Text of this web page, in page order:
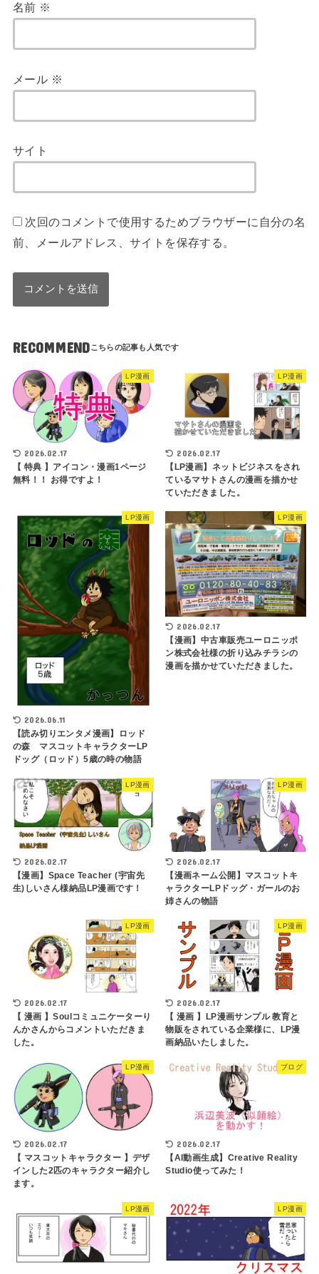
名前 ※
メール ※
サイト
次回のコメントで使用するためブラウザーに自分の名
前、メールアドレス、サイトを保存する。
RECOMMEND
LP漫画
2026.02.17
【 特典 】アイコン・漫画1ページ
無料！！ お得ですよ！
LP漫画
2026.02.17
【LP漫画】ネットビジネスをされ
ているマサトさんの漫画を描かせ
ていただきました。
LP漫画
2026.06.11
【読み切りエンタメ漫画】ロッド
の森 マスコットキャラクターLP
ドッグ（ロッド）5歳の時の物語
LP漫画
2026.02.17
【漫画】中古車販売ユーロニッポ
ン株式会社様の折り込みチラシの
漫画を描かせていただきました。
LP漫画
2026.02.17
【漫画】Space Teacher (宇宙先
生)しいさん様納品LP漫画です！
LP漫画
2026.02.17
【漫画ネーム公開】マスコットキ
ャラクターLPドッグ・ガールのお
姉さんの物語
LP漫画
2026.02.17
【 漫画 】Soulコミュニケーターり
んかさんからコメントいただきま
した。
LP漫画
2026.02.17
【 漫画 】LP漫画サンプル 教育と
物販をされている企業様に、LP漫
画納品いたしました。
LP漫画
2026.02.17
【 マスコットキャラクター 】デザ
インした2匹のキャラクター紹介し
ます。
ブログ
2026.02.17
【AI動画生成】Creative Reality
Studio使ってみた！
LP漫画 LP漫画